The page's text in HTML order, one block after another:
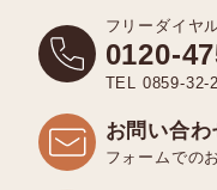
フリーダイヤ
0120-
TEL 0859-32-
お問い合
フォームでの